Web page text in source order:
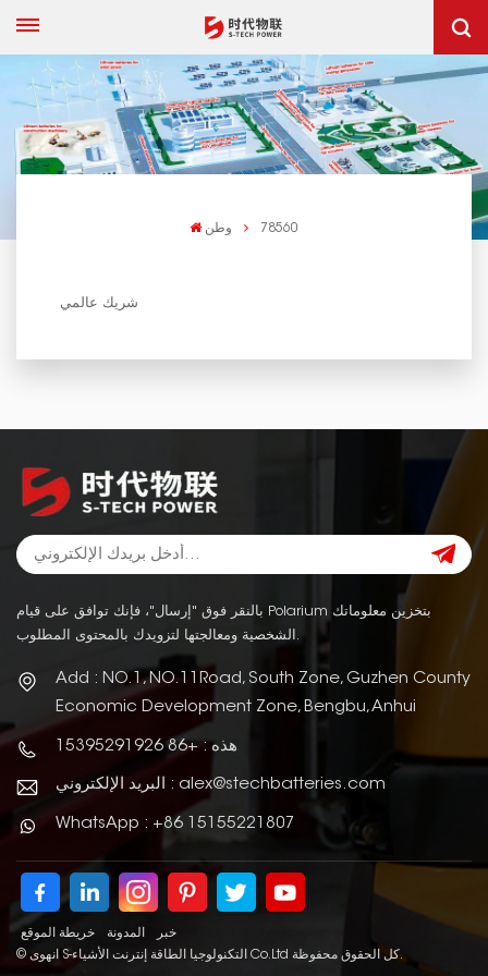
وطن 78560
شريك عالمي
بالنقر فوق "إرسال"، فإنك توافق على قيام Polarium بتخزين معلوماتك
الشخصية ومعالجتها لتزويدك بالمحتوى المطلوب.
Add : NO.1, NO.11Road, South Zone, Guzhen County
Economic Development Zone, Bengbu, Anhui
هذه : +86 15395291926
البريد الإلكتروني : alex@stechbatteries.com
WhatsApp : +86 15155221807
خريطة الموقع المدونة
خبر
© انهوى S-التكنولوجيا الطاقة إنترنت الأشياء Co.Ltd كل الحقوق محفوظة.